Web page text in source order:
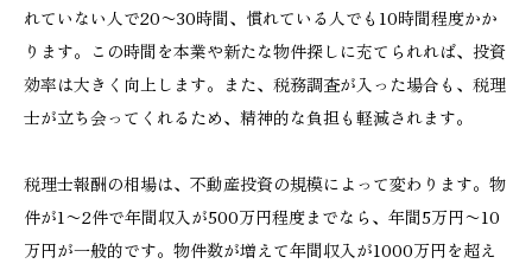
れていない人で20〜30時間、慣れている人でも10時間程度かか
ります。この時間を本業や新たな物件探しに充てられれば、投資
効率は大きく向上します。また、税務調査が入った場合も、税理
士が立ち会ってくれるため、精神的な負担も軽減されます。
税理士報酬の相場は、不動産投資の規模によって変わります。物
件が1〜2件で年間収入が500万円程度までなら、年間5万円〜10
万円が一般的です。物件数が増えて年間収入が1000万円を超え